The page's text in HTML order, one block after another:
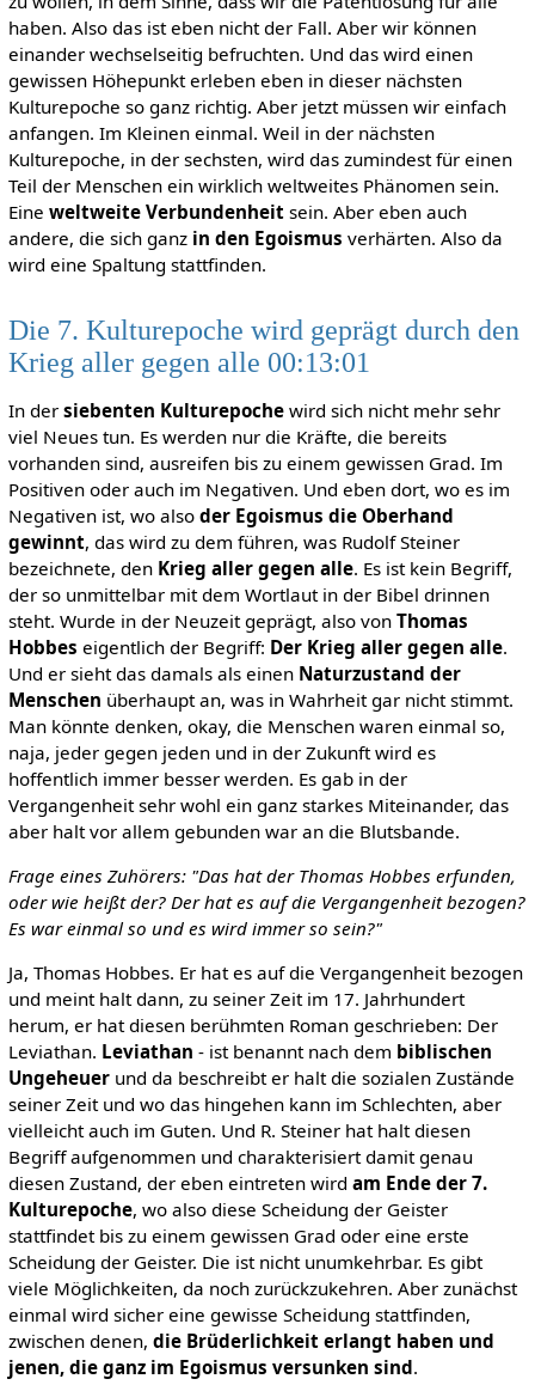
haben. Also das ist eben nicht der Fall. Aber wir können
einander wechselseitig befruchten. Und das wird einen
gewissen Höhepunkt erleben eben in dieser nächsten
Kulturepoche so ganz richtig. Aber jetzt müssen wir einfach
anfangen. Im Kleinen einmal. Weil in der nächsten
Kulturepoche, in der sechsten, wird das zumindest für einen
Teil der Menschen ein wirklich weltweites Phänomen sein.
Eine weltweite Verbundenheitsein. Aber eben auch
andere, die sich ganz in den Egoismus verhärten. Also da
wird eine Spaltung stattfinden.
Die 7. Kulturepoche wird geprägt durch den
Krieg aller gegen alle 00:13:01
In der siebenten Kulturepochewird sich nicht mehr sehr
viel Neues tun. Es werden nur die Kräfte, die bereits
vorhanden sind, ausreifen bis zu einem gewissen Grad. Im
Positiven oder auch im Negativen. Und eben dort, wo es im
Negativen ist, wo also der Egoismus die Oberhand
gewinnt, das wird zu dem führen, was Rudolf Steiner
bezeichnete, den Krieg aller gegen alle. Es ist kein Begriff,
der so unmittelbar mit dem Wortlaut in der Bibel drinnen
steht. Wurde in der Neuzeit geprägt, also von Thomas
Hobbes eigentlich der Begriff: Der Krieg aller gegen alle.
Und er sieht das damals als einen Naturzustand der
Menschen überhaupt an, was in Wahrheit gar nicht stimmt.
Man könnte denken, okay, die Menschen waren einmal so,
naja, jeder gegen jeden und in der Zukunft wird es
hoffentlich immer besser werden. Es gab in der
Vergangenheit sehr wohl ein ganz starkes Miteinander, das
aber halt vor allem gebunden war an die Blutsbande.
Frage eines Zuhörers: "Das hat der Thomas Hobbes erfunden,
oder wie heißt der? Der hat es auf die Vergangenheit bezogen?
Es war einmal so und es wird immer so sein?"
Ja, Thomas Hobbes. Er hat es auf die Vergangenheit bezogen
und meint halt dann, zu seiner Zeit im 17. Jahrhundert
herum, er hat diesen berühmten Roman geschrieben: Der
Leviathan. Leviathan - ist benannt nach dem biblischen
Ungeheuerund da beschreibt er halt die sozialen Zustände
seiner Zeit und wo das hingehen kann im Schlechten, aber
vielleicht auch im Guten. Und R. Steiner hat halt diesen
Begriff aufgenommen und charakterisiert damit genau
diesen Zustand, der eben eintreten wird am Ende der 7.
Kulturepoche, wo also diese Scheidung der Geister
stattfindet bis zu einem gewissen Grad oder eine erste
Scheidung der Geister. Die ist nicht unumkehrbar. Es gibt
viele Möglichkeiten, da noch zurückzukehren. Aber zunächst
einmal wird sicher eine gewisse Scheidung stattfinden,
zwischen denen, die Brüderlichkeit erlangt haben und
jenen, die ganz im Egoismus versunken sind.